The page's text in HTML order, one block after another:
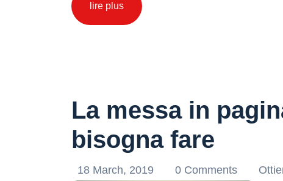
lire plus
La messa in
bisogna fare
18 March, 2019 0 Comments